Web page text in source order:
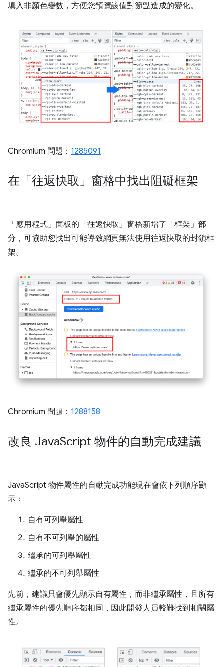
填入非顏色變數，方便您預覽該值對節點造成的變化。
Chromium 問題： 1285091
在「往返快取」窗格中找出阻礙框架
「應用程式」面板的「往返快取」 窗格新增了「框架」 部
分，可協助您找出可能導致網頁無法使用往返快取的封鎖框
架。
Chromium 問題： 1288158
改良 JavaScript 物件的自動完成建議
JavaScript 物件屬性的自動完成功能現在會依下列順序顯
示：
自有可列舉屬性
自有不可列舉的屬性
繼承的可列舉屬性
繼承的不可列舉屬性
先前，建議只會優先顯示自有屬性，而非繼承屬性，且所有
繼承屬性的優先順序都相同，因此開發人員較難找到相關屬
性。